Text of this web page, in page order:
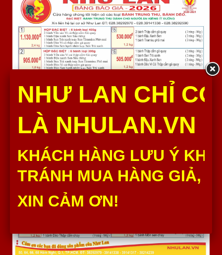
NHƯ LAN CHỈ
LÀ NHULAN.VN
KHÁCH HÀNG LƯU Ý
TRÁNH MUA HÀNG GIẢ,
XIN CẢM ƠN!